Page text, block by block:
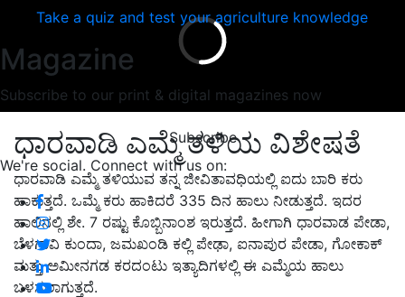
Take a quiz and test your agriculture knowledge
Magazine
Subscribe to our print & digital magazines now
Subscribe
We're social. Connect with us on:
ಧಾರವಾಡಿ ಎಮ್ಮೆ ತಳಿಯ ವಿಶೇಷತೆ
ಧಾರವಾಡಿ ಎಮ್ಮೆ ತಳಿಯುವ ತನ್ನ ಜೀವಿತಾವಧಿಯಲ್ಲಿ ಐದು ಬಾರಿ ಕರು
ಹಾಕುತ್ತದೆ. ಒಮ್ಮೆ ಕರು ಹಾಕಿದರೆ 335 ದಿನ ಹಾಲು ನೀಡುತ್ತದೆ. ಇದರ
ಹಾಲಿನಲ್ಲಿ ಶೇ. 7 ರಷ್ಟು ಕೊಬ್ಬಿನಾಂಶ ಇರುತ್ತದೆ. ಹೀಗಾಗಿ ಧಾರವಾಡ ಪೇಡಾ,
ಬೆಳಗಾವಿ ಕುಂದಾ, ಜಮಖಂಡಿ ಕಲ್ಲಿ ಪೇಢಾ, ಐನಾಪುರ ಪೇಡಾ, ಗೋಕಾಕ್
ಮತ್ತು ಅಮೀನಗಡ ಕರದಂಟು ಇತ್ಯಾದಿಗಳಲ್ಲಿ ಈ ಎಮ್ಮೆಯ ಹಾಲು
ಬಳಸಲಾಗುತ್ತದೆ.